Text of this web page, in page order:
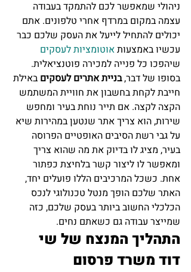
ניהולי שמאפשר לכם להתמקד בעבודה
עצמה במקום במרדף אחרי טלפונים. אתם
יכולים להתחיל לייעל את העסק שלכם כבר
עכשיו באמצעות אוטומציות לעסקים
שיהפכו כל פנייה למכירה פוטנציאלית.
בסופו של דבר, בניית אתרים לעסקים באילת
חייבת לקחת בחשבון את חוויית המשתמש
הקצה לקצה. אם תייר נוחת בעיר ומחפש
שירות, הוא צריך אתר שנטען במהירות שיא
על גבי רשת הסיבים האופטיים הפרוסה
בעיר, מציג לו בדיוק את מה שהוא צריך
ומאפשר לו ליצור קשר בלחיצת כפתור
אחת. כשכל המרכיבים הללו פועלים יחד,
האתר שלכם הופך מנטל טכנולוגי לנכס
הכלכלי החשוב ביותר בעסק שלכם, כזה
שמייצר עבודה גם כשאתם נחים.
התהליך המנצח של שי
דוד משרד פרסום